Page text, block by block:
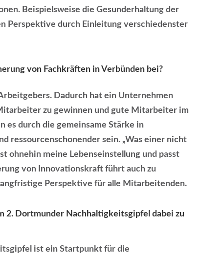
Beispielsweise die Gesunderhaltung der
Perspektive durch Einleitung verschiedenster
von Fachkräften in Verbünden bei?
Dadurch hat ein Unternehmen
zu gewinnen und gute Mitarbeiter im
es durch die gemeinsame Stärke in
ressourcenschonender sein. „Was einer nicht
ohnehin meine Lebenseinstellung und passt
von Innovationskraft führt auch zu
Perspektive für alle Mitarbeitenden.
2. Dortmunder Nachhaltigkeitsgipfel dabei zu
ist ein Startpunkt für die